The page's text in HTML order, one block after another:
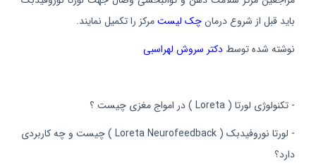
باید قبل از شروع درمانچک لیستمرکز را تکمیل نمایند.
نوشته شده توسط دکتر سروش لهراسبی
- تکنولوژی لورتا ( Loreta ) در امواج مغزی چیست ؟
- لورتا نوروفیدبک ( Loreta Neurofeedback ) چیست و چه کاربردی
دارد؟